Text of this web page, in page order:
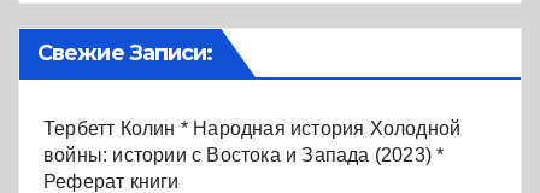
Свежие Записи:
Тербетт Колин * Народная история Холодной
войны: истории с Востока и Запада (2023) *
Реферат книги